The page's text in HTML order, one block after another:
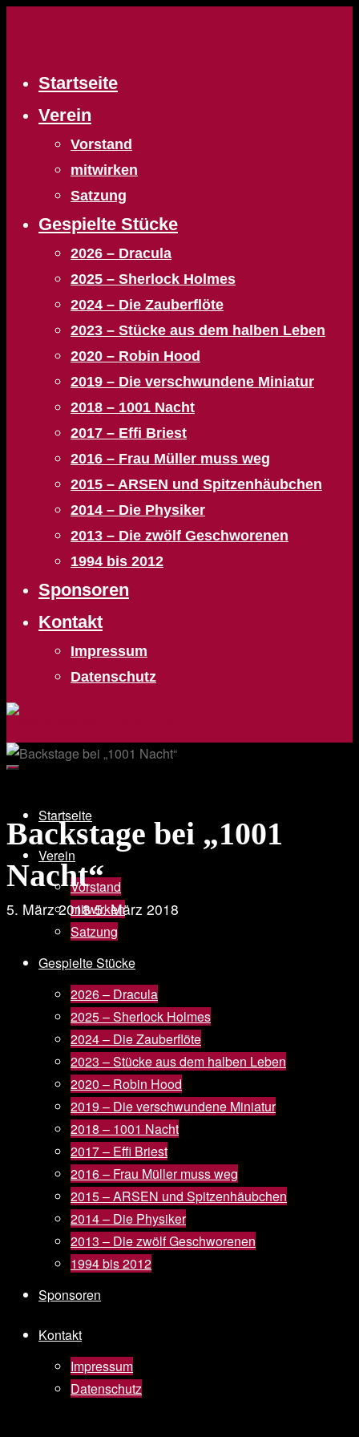
Startseite
Verein
Vorstand
mitwirken
Satzung
Gespielte Stücke
2026 – Dracula
2025 – Sherlock Holmes
2024 – Die Zauberflöte
2023 – Stücke aus dem halben Leben
2020 – Robin Hood
2019 – Die verschwundene Miniatur
2018 – 1001 Nacht
2017 – Effi Briest
2016 – Frau Müller muss weg
2015 – ARSEN und Spitzenhäubchen
2014 – Die Physiker
2013 – Die zwölf Geschworenen
1994 bis 2012
Sponsoren
Kontakt
Impressum
Datenschutz
Startseite
Verein
Vorstand
mitwirken
Satzung
Gespielte Stücke
2026 – Dracula
2025 – Sherlock Holmes
2024 – Die Zauberflöte
2023 – Stücke aus dem halben Leben
2020 – Robin Hood
2019 – Die verschwundene Miniatur
2018 – 1001 Nacht
2017 – Effi Briest
2016 – Frau Müller muss weg
2015 – ARSEN und Spitzenhäubchen
2014 – Die Physiker
2013 – Die zwölf Geschworenen
1994 bis 2012
Sponsoren
Kontakt
Impressum
Datenschutz
Backstage bei „1001
Nacht“
5. März 20185. März 2018